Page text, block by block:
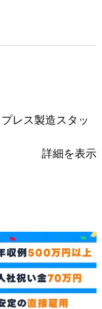
レス製造スタッ
詳細を表示